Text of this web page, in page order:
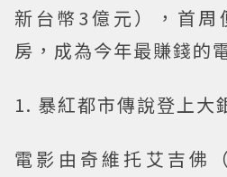
新台幣3億元），首周
房，成為今年最賺錢的
1. 暴紅都市傳說登上大
電影由奇維托艾吉佛